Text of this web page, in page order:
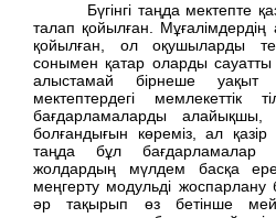
Бүгінгі таңда мектепте
талап қойылған.
қойылған, ол оқушыларды
сонымен қатар оларды сауатты
алыстамай бірнеше
мектептердегі мемлекеттік
бағдарламаларды
болғандығын көреміз, ал
таңда бұл бағдарламалар
жолдардың мүлдем басқа
меңгерту модульді
әр тақырып өз бетінше